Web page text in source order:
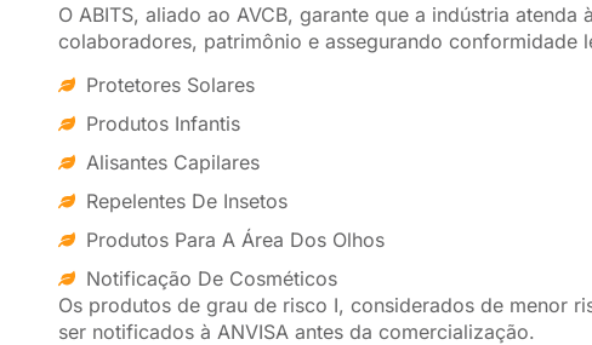
O ABITS, aliado ao AVCB, garante que a indústria
colaboradores, patrimônio e assegurando conformidade
Protetores Solares
Produtos Infantis
Alisantes Capilares
Repelentes De Insetos
Produtos Para A Área Dos Olhos
Notificação De Cosméticos
Os produtos de grau de risco I, considerados de menor
ser notificados à ANVISA antes da comercialização.